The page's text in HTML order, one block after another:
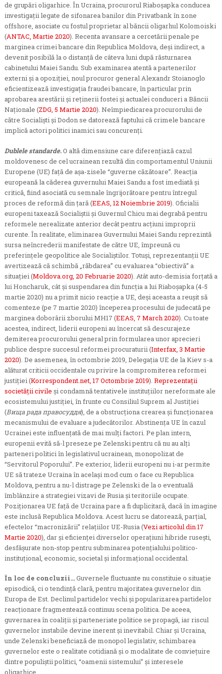
de grupări oligarhice. În Ucraina, procurorul Riaboșapka conducea
investigații legate de sifonarea banilor din Privatbank în zone
offshore, asociate cu fostul proprietar al băncii oligarhul Kolomoiski
(ANTAC, Martie 2020). Recenta avansare a cercetării penale pe
marginea crimei bancare din Republica Moldova, deși indirect, a
devenit posibilă la o distanță de câteva luni după răsturnarea
cabinetului Maiei Sandu. Sub examinarea atentă a partenerilor
externi și a opoziției, noul procuror general Alexandr Stoianoglo
eficientizează investigația fraudei bancare, în particular prin
aprobarea arestării și reținerii fostei și actualei conduceri a Băncii
Naționale (ZDG, 5 Martie 2020). Neîmpiedicarea procurorului de
către Socialiști și Dodon se datorează faptului că crimele bancare
implică actori politici inamici sau concurenți.
Dublele standarde.O altă dimensiune care diferențiază cazul
moldovenesc de cel ucrainean rezultă din comportamentul Uniunii
Europene (UE) față de așa-zisele “guverne căzătoare”. Reacția
europeană la căderea guvernului Maiei Sandu a fost imediată și
critică, fiind asociată cu semnale îngrijorătoare pentru întregul
proces de reformă din țară (EEAS, 12 Noiembrie 2019). Oficialii
europeni taxează Socialiștii și Guvernul Chicu mai degrabă pentru
reformele nerealizate anterior decât pentru acțiuni improprii
curente. În realitate, eliminarea Guvernului Maiei Sandu reprezintă
sursa neîncrederii manifestate de către UE, împreună cu
preferințele geopolitice ale Socialiștilor. Totuși, reprezentanții UE
avertizează că schimbă „răbdarea” cu evaluarea “obiectivă” a
situației (Moldova.org, 20 Februarie 2020). Atât auto-demisia forțată a
lui Honcharuk, cât și suspendarea din funcția a lui Riaboșapka (4-5
martie 2020) nu a primit nicio reacție a UE, deși aceasta a reușit să
comenteze (pe 7 martie 2020) începerea procesului de judecată pe
marginea doborârii zborului MH17 (EEAS, 7 March 2020). Cu toate
acestea, indirect, liderii europeni au încercat să descurajeze
demiterea procurorului general prin formularea unor aprecieri
publice despre succesul reformei procuraturii (Interfax, 3 Martie
2020). De asemenea, în octombrie 2019, Delegația UE de la Kiev s-a
alăturat criticii occidentale cu privire la compromiterea reformei
justiției (Korrespondent.net, 17 Octombrie 2019). Reprezentații
societății civile și condamnă tentativele instituțiilor nereformate ale
ecosistemului justiției, în frunte cu Consiliul Suprem al Justiției
(Вища рада правосуддя), de a obstrucționa crearea și funcționarea
mecanismului de evaluare a judecătorilor. Abstinența UE în cazul
Ucrainei este influențată de mai mulți factori. Pe plan intern,
europenii evită să-l preseze pe Zelenski pentru că nu au alți
parteneri politici în legislativul ucrainean, monopolizat de
“Servitorul Poporului”. Pe exterior, liderii europeni nu i-ar permite
UE să trateze Ucraina în același mod cum o face cu Republica
Moldova, pentru a nu-l distrage pe Zelenski de la o eventuală
îmblânzire a strategiei vizavi de Rusia și teritoriile ocupate.
Poziționarea UE față de Ucraina pare a fi duplicitară, dacă în imagine
este inclusă Republica Moldova. Acest lucru se datorează, parțial,
efectelor “macronizării” relațiilor UE-Rusia (Vezi articolul din 17
Martie 2020), dar și eficienței diverselor operațiuni hibride rusești,
desfășurate non-stop pentru subminarea potențialului politico-
instituțional, economic, societal și informațional occidental.
În loc de concluzii…Guvernele fluctuante nu constituie o situație
episodică, ci o tendință clară, pentru majoritatea guvernelor din
Europa de Est. Declinul partidelor vechi și popularizarea partidelor
reacționare fragmentează continuu scena politica. De aceea,
guvernarea în coaliții și parteneriate politice se propagă, iar riscul
guvernelor instabile devine inerent și inevitabil. Chiar și Ucraina,
unde Zelenski beneficiază de monopol legislativ, schimbarea
guvernelor este o realitate cotidiană și o modalitate de conviețuire
dintre populiștii politici, “oamenii sistemului” și interesele
oligarhice.